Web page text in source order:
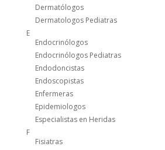
Dermatólogos
Dermatologos Pediatras
E
Endocrinólogos
Endocrinólogos Pediatras
Endodoncistas
Endoscopistas
Enfermeras
Epidemiologos
Especialistas en Heridas
F
Fisiatras